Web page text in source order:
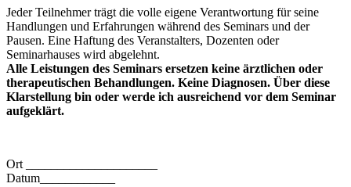
Jeder Teilnehmer trägt die volle eigene Verantwortung für seine
Handlungen und Erfahrungen während des Seminars und der
Pausen. Eine Haftung des Veranstalters, Dozenten oder
Seminarhauses wird abgelehnt.
Alle Leistungen des Seminars ersetzen keine ärztlichen oder
therapeutischen Behandlungen. Keine Diagnosen. Über diese
Klarstellung bin oder werde ich ausreichend vor dem Seminar
aufgeklärt.
Ort _____________________
Datum____________